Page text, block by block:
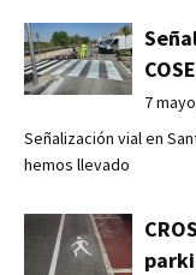
7
Señalización vial en
hemos llevado